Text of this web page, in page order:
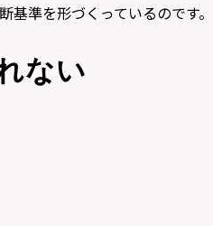
準を形づくっているのです。
ない